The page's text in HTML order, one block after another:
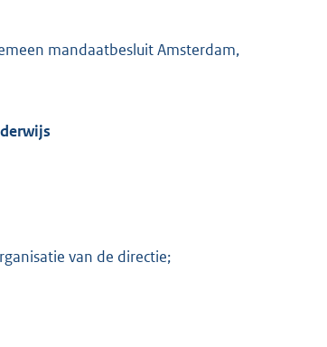
mandaatbesluit Amsterdam,
van de directie;